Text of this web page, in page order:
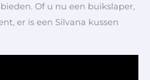
Of u nu een buikslaper,
er is een Silvana kussen